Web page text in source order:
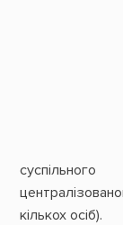
кількох осіб).